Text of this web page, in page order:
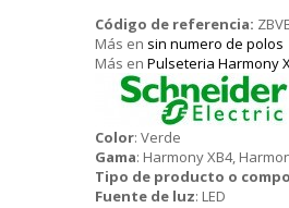
Código de referencia:
Más en sin numero de polos
Más enPulseteria Harmony
Schneider
Color:Verde
Gama: Harmony XB4,
Tipo de producto o
Fuente de luz: LED